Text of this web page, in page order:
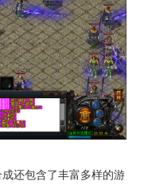
还包含了丰富多样的游